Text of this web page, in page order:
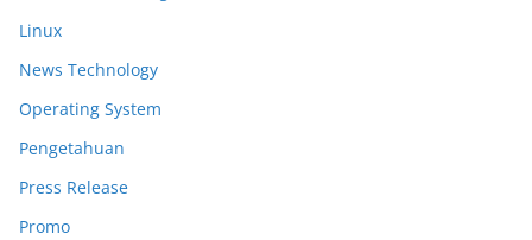
Linux
News Technology
Operating System
Pengetahuan
Press Release
Promo